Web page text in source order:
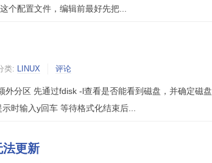
个配置文件，编辑前最好先把...
类: LINUX 评论
分区 先通过fdisk -l查看是否能看到磁盘，并确定磁盘
时输入y回车 等待格式化结束后...
更新